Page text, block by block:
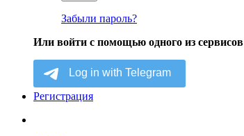
Забыли пароль?
Или войти с помощью одного из сервисов
Регистрация